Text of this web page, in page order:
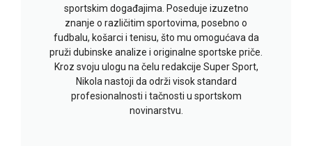
sportskim događajima. Poseduje izuzetno
znanje o različitim sportovima, posebno o
fudbalu, košarci i tenisu, što mu omogućava da
pruži dubinske analize i originalne sportske priče.
Kroz svoju ulogu na čelu redakcije Super Sport,
Nikola nastoji da održi visok standard
profesionalnosti i tačnosti u sportskom
novinarstvu.